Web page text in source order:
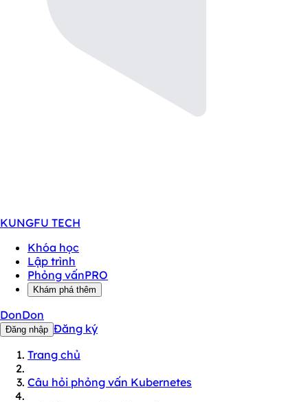
KUNGFU TECH
Khóa học
Lập trình
Phỏng vấnPRO
Khám phá thêm
DonDon
Đăng nhập Đăng ký
Trang chủ
Câu hỏi phỏng vấn Kubernetes